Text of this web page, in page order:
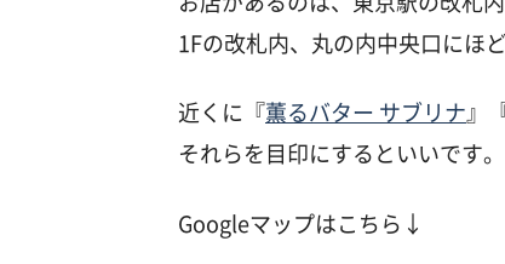
1Fの改札内、丸の内中央口にほ
近くに『薫るバター サブリナ』
それらを目印にするといいです。
Googleマップはこちら↓